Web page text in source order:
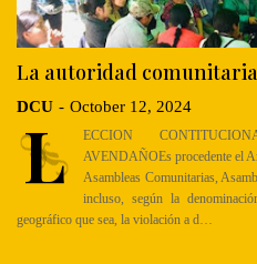
La autoridad comunitaria
DCU - October 12, 2024
L
ECCION
AVENDAÑOEs procedente el
Asambleas Comunitarias,
incluso, según la
geográfico que sea, la violación a d…